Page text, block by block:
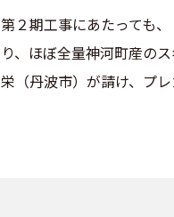
第２期工事にあたっても
り、ほぼ全量神河町産の
栄（丹波市）が請け、プ